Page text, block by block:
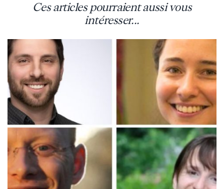
Ces articles pourraient aussi vous
intéresser...